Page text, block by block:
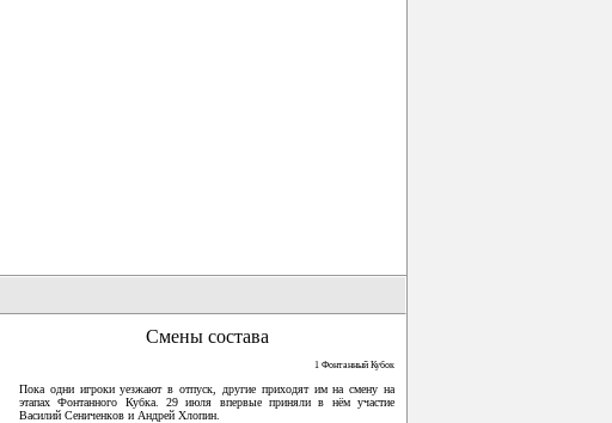
Смены состава
1 Фонтанный Кубок
Пока одни игроки уезжают в отпуск, другие приходят им на смену на
этапах Фонтанного Кубка. 29 июля впервые приняли в нём участие
Василий Сениченков и Андрей Хлопин.